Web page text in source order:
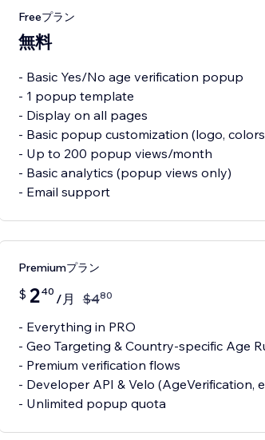
Freeプラン
無料
- Basic Yes/No age verification popup
- 1 popup template
- Display on all pages
- Basic popup customization (logo,
- Up to 200 popup views/month
- Basic analytics (popup views only)
- Email support
Premiumプラン
$ 240 /月 $480
- Everything in PRO
- Geo Targeting & Country-specific Age
- Premium verification flows
- Developer API & Velo (AgeVerification,
- Unlimited popup quota